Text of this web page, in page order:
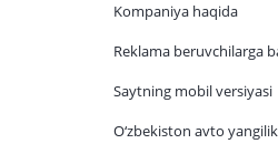
Kompaniya haqida
Reklama beruvchilarga
Saytning mobil versiyasi
O‘zbekiston avto